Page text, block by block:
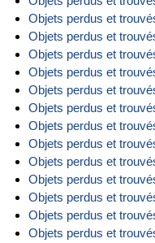
Objets perdus et
Objets perdus et
Objets perdus et
Objets perdus et
Objets perdus et
Objets perdus et
Objets perdus et
Objets perdus et
Objets perdus et
Objets perdus et
Objets perdus et
Objets perdus et
Objets perdus et